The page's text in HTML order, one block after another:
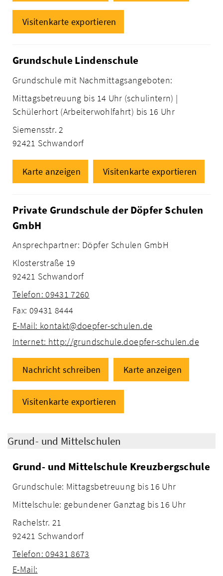
Visitenkarte exportieren
Grundschule Lindenschule
Grundschule mit Nachmittagsangeboten:
Mittagsbetreuung bis 14 Uhr (schulintern) |
Schülerhort (Arbeiterwohlfahrt) bis 16 Uhr
Siemensstr. 2
92421 Schwandorf
Karte anzeigen Visitenkarte exportieren
Private Grundschule der Döpfer Schulen
GmbH
Ansprechpartner: Döpfer Schulen GmbH
Klosterstraße 19
92421 Schwandorf
Telefon: 09431 7260
Fax: 09431 8444
E-Mail: kontakt@doepfer-schulen.de
Internet: http://grundschule.doepfer-schulen.de
Nachricht schreiben Karte anzeigen
Visitenkarte exportieren
Grund- und Mittelschulen
Grund- und Mittelschule Kreuzbergschule
Grundschule: Mittagsbetreuung bis 16 Uhr
Mittelschule: gebundener Ganztag bis 16 Uhr
Rachelstr. 21
92421 Schwandorf
Telefon: 09431 8673
E-Mail: